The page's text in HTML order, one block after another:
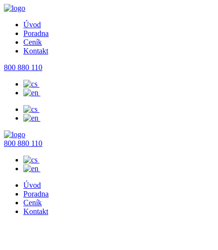
Úvod
Poradna
Ceník
Kontakt
800 880 110
800 880 110
Úvod
Poradna
Ceník
Kontakt